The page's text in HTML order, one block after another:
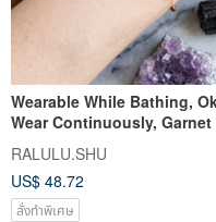
Wearable While Bathing,
Wear Continuously, Garnet
Gold Bead Bracelet, Surgical
Stainless Steel 316, Also
Layering, January Birthstone
RALULU.SHU
US$ 48.72
สั่งทำพิเศษ